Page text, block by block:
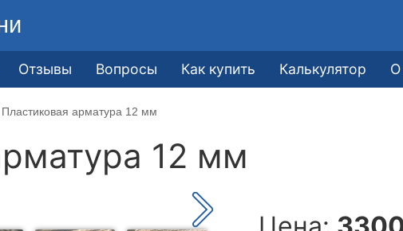
Отзывы Вопросы Как купить Калькулятор О
Пластиковая арматура 12 мм
12 мм